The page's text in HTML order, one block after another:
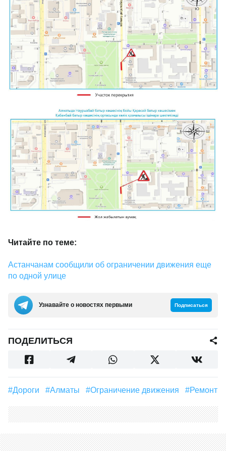
Читайте по теме:
Астанчанам сообщили об ограничении движения еще
по одной улице
Узнавайте о новостях первыми Подписаться
ПОДЕЛИТЬСЯ
#дороги #Алматы #Ограничение движения #Ремонт